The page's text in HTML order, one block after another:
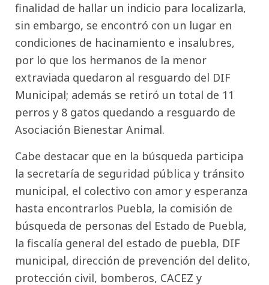
finalidad de hallar un indicio para localizarla,
sin embargo, se encontró con un lugar en
condiciones de hacinamiento e insalubres,
por lo que los hermanos de la menor
extraviada quedaron al resguardo del DIF
Municipal; además se retiró un total de 11
perros y 8 gatos quedando a resguardo de
Asociación Bienestar Animal.
Cabe destacar que en la búsqueda participa
la secretaría de seguridad pública y tránsito
municipal, el colectivo con amor y esperanza
hasta encontrarlos Puebla, la comisión de
búsqueda de personas del Estado de Puebla,
la fiscalía general del estado de puebla, DIF
municipal, dirección de prevención del delito,
protección civil, bomberos, CACEZ y